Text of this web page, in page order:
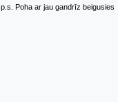
p.s. Poha ar jau gandrīz beigusies